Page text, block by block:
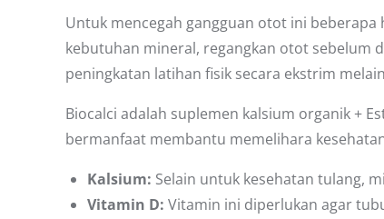
Untuk mencegah gangguan otot ini
kebutuhan mineral, regangkan otot sebelum
peningkatan latihan fisik secara ekstrim
Biocalci adalah suplemen kalsium organik +
bermanfaat membantu memelihara
Kalsium: Selain untuk kesehatan tulang,
Vitamin D: Vitamin ini diperlukan agar